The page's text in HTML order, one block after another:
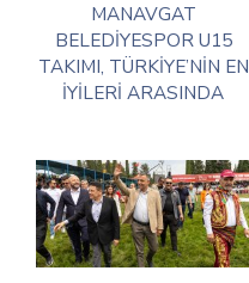
MANAVGAT
BELEDİYESPOR U15
TAKIMI, TÜRKİYE’NİN EN
İYİLERİ ARASINDA